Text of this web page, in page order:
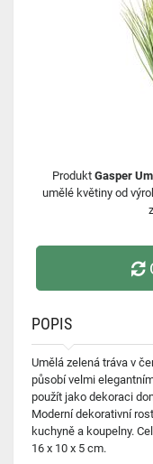
Produkt Gasper
umělé květiny od
POPIS
Umělá zelená tráva v
působí velmi
použít jako dekoraci
Moderní dekorativní
kuchyně a koupelny.
16 x 10 x 5 cm.